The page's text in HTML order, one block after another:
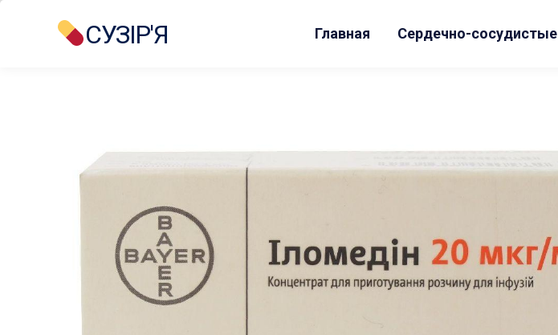
СУЗІР'Я Главная Сердечно-сосудистые